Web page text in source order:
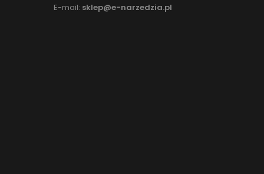
E-mail: sklep@e-narzedzia.pl